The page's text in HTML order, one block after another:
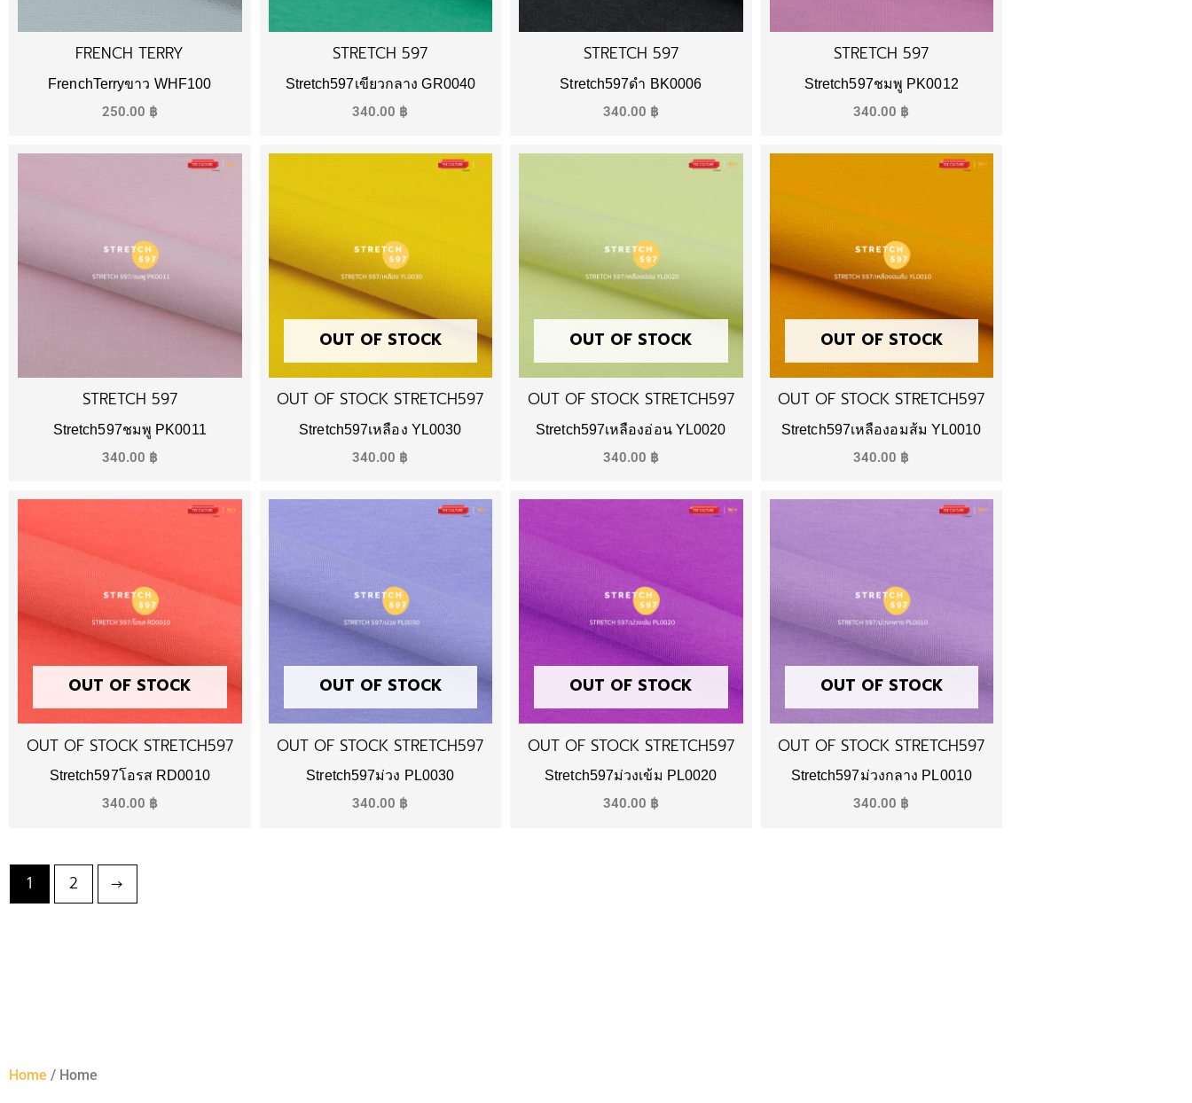
FRENCH TERRY
FrenchTerryขาว WHF100
250.00 ฿
STRETCH 597
Stretch597เขียวกลาง GR0040
340.00 ฿
STRETCH 597
Stretch597ดำ BK0006
340.00 ฿
STRETCH 597
Stretch597ชมพู PK0012
340.00 ฿
STRETCH 597
Stretch597ชมพู PK0011
340.00 ฿
OUT OF STOCK
OUT OF STOCK STRETCH597
Stretch597เหลือง YL0030
340.00 ฿
OUT OF STOCK
OUT OF STOCK STRETCH597
Stretch597เหลืองอ่อน YL0020
340.00 ฿
OUT OF STOCK
OUT OF STOCK STRETCH597
Stretch597เหลืองอมส้ม YL0010
340.00 ฿
OUT OF STOCK
OUT OF STOCK STRETCH597
Stretch597โอรส RD0010
340.00 ฿
OUT OF STOCK
OUT OF STOCK STRETCH597
Stretch597ม่วง PL0030
340.00 ฿
OUT OF STOCK
OUT OF STOCK STRETCH597
Stretch597ม่วงเข้ม PL0020
340.00 ฿
OUT OF STOCK
OUT OF STOCK STRETCH597
Stretch597ม่วงกลาง PL0010
340.00 ฿
1 2 →
Home / Home